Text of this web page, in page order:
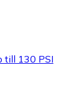
till 130 PSI